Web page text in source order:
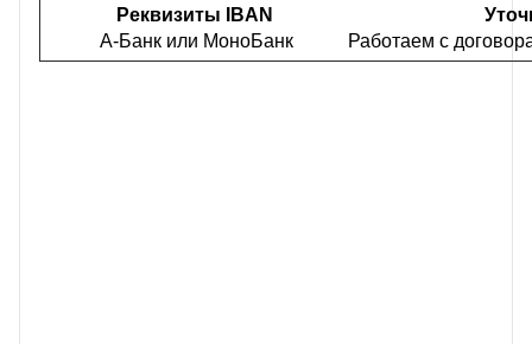
Реквизиты IBAN
А-Банк или МоноБанк
Работаем с